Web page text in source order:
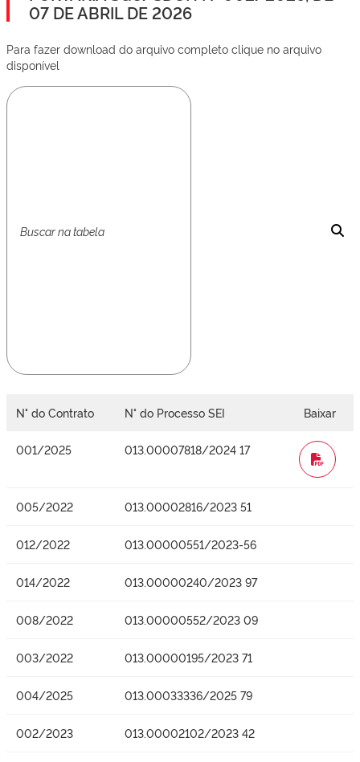
07 DE ABRIL DE 2026
Para fazer download do arquivo completo clique no arquivo
disponível
N° do Contrato N° do Processo SEI Baixar
001/2025 013.00007818/2024 17
WORD
005/2022 013.00002816/2023 51
012/2022 013.00000551/2023-56
014/2022 013.00000240/2023 97
008/2022 013.00000552/2023 09
003/2022 013.00000195/2023 71
004/2025 013.00033336/2025 79
002/2023 013.00002102/2023 42